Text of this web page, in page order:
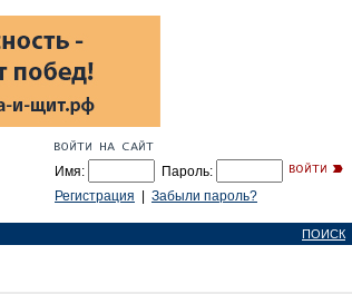
Имя:
Пароль:
Регистрация
Забыли пароль?
ПОИСК